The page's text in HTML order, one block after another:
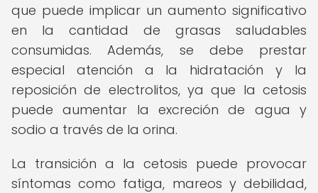
que puede implicar un aumento significativo
en la cantidad de grasas saludables
consumidas. Además, se debe prestar
especial atención a la hidratación y la
reposición de electrolitos, ya que la cetosis
puede aumentar la excreción de agua y
sodio a través de la orina.
La transición a la cetosis puede provocar
síntomas como fatiga, mareos y debilidad,